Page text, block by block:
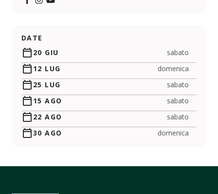
DATE
20 GIU
sabato
12 LUG
domenica
25 LUG
sabato
15 AGO
sabato
22 AGO
sabato
30 AGO
domenica